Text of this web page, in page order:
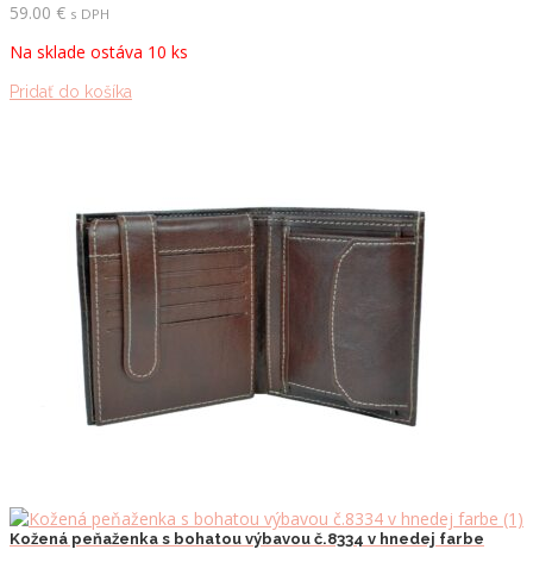
59.00 € s DPH
Na sklade ostáva 10 ks
Pridať do košíka
Kožená peňaženka s bohatou výbavou č.8334 v hnedej farbe